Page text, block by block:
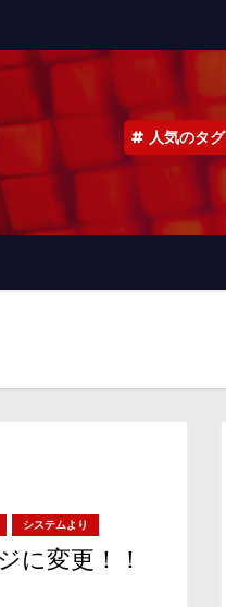
人気のタグ
システムより
に変更！！